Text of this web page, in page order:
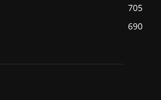
705
690